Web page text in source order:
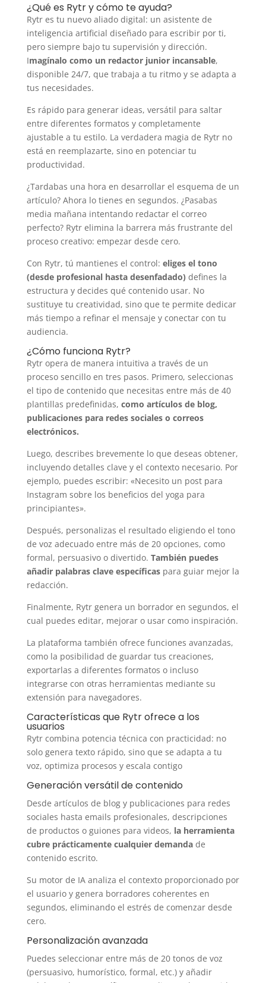
¿Qué es Rytr y cómo te ayuda?
Rytr es tu nuevo aliado digital: un asistente de
inteligencia artificial diseñado para escribir por ti,
pero siempre bajo tu supervisión y dirección.
Imagínalo como un redactor junior incansable,
disponible 24/7, que trabaja a tu ritmo y se adapta a
tus necesidades.
Es rápido para generar ideas, versátil para saltar
entre diferentes formatos y completamente
ajustable a tu estilo. La verdadera magia de Rytr no
está en reemplazarte, sino en potenciar tu
productividad.
¿Tardabas una hora en desarrollar el esquema de un
artículo? Ahora lo tienes en segundos. ¿Pasabas
media mañana intentando redactar el correo
perfecto? Rytr elimina la barrera más frustrante del
proceso creativo: empezar desde cero.
Con Rytr, tú mantienes el control: eliges el tono
(desde profesional hasta desenfadado) defines la
estructura y decides qué contenido usar. No
sustituye tu creatividad, sino que te permite dedicar
más tiempo a refinar el mensaje y conectar con tu
audiencia.
¿Cómo funciona Rytr?
Rytr opera de manera intuitiva a través de un
proceso sencillo en tres pasos. Primero, seleccionas
el tipo de contenido que necesitas entre más de 40
plantillas predefinidas, como artículos de blog,
publicaciones para redes sociales o correos
electrónicos.
Luego, describes brevemente lo que deseas obtener,
incluyendo detalles clave y el contexto necesario. Por
ejemplo, puedes escribir: «Necesito un post para
Instagram sobre los beneficios del yoga para
principiantes».
Después, personalizas el resultado eligiendo el tono
de voz adecuado entre más de 20 opciones, como
formal, persuasivo o divertido. También puedes
añadir palabras clave específicas para guiar mejor la
redacción.
Finalmente, Rytr genera un borrador en segundos, el
cual puedes editar, mejorar o usar como inspiración.
La plataforma también ofrece funciones avanzadas,
como la posibilidad de guardar tus creaciones,
exportarlas a diferentes formatos o incluso
integrarse con otras herramientas mediante su
extensión para navegadores.
Características que Rytr ofrece a los
usuarios
Rytr combina potencia técnica con practicidad: no
solo genera texto rápido, sino que se adapta a tu
voz, optimiza procesos y escala contigo
Generación versátil de contenido
Desde artículos de blog y publicaciones para redes
sociales hasta emails profesionales, descripciones
de productos o guiones para videos, la herramienta
cubre prácticamente cualquier demanda de
contenido escrito.
Su motor de IA analiza el contexto proporcionado por
el usuario y genera borradores coherentes en
segundos, eliminando el estrés de comenzar desde
cero.
Personalización avanzada
Puedes seleccionar entre más de 20 tonos de voz
(persuasivo, humorístico, formal, etc.) y añadir